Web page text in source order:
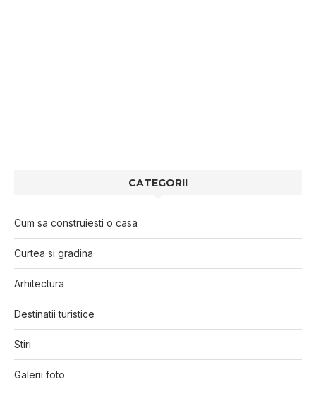
CATEGORII
Cum sa construiesti o casa
Curtea si gradina
Arhitectura
Destinatii turistice
Stiri
Galerii foto